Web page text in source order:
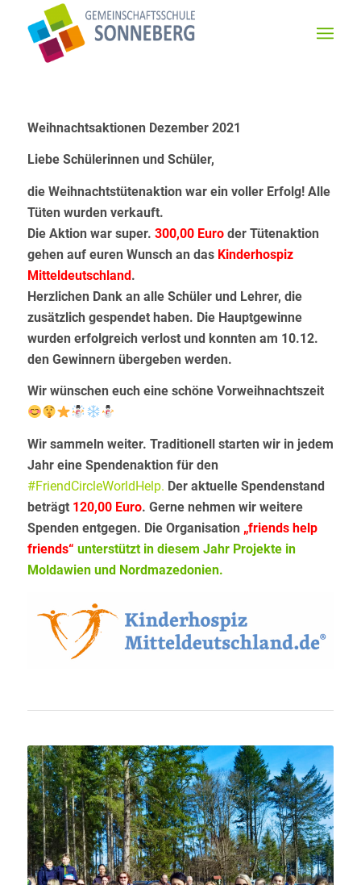
Weihnachtsaktionen Dezember 2021
Liebe Schülerinnen und Schüler,
die Weihnachtstütenaktion war ein voller Erfolg! Alle
Tüten wurden verkauft.
Die Aktion war super. 300,00 Euroder Tütenaktion
gehen auf euren Wunsch an das Kinderhospiz
Mitteldeutschland.
Herzlichen Dank an alle Schüler und Lehrer, die
zusätzlich gespendet haben. Die Hauptgewinne
wurden erfolgreich verlost und konnten am 10.12.
den Gewinnern übergeben werden.
Wir wünschen euch eine schöne Vorweihnachtszeit
Wir sammeln weiter. Traditionell starten wir in jedem
Jahr eine Spendenaktion für den
#FriendCircleWorldHelp. Der aktuelle Spendenstand
beträgt 120,00 Euro. Gerne nehmen wir weitere
Spenden entgegen. Die Organisation „friends help
friends“ unterstützt in diesem Jahr Projekte in
Moldawien und Nordmazedonien.